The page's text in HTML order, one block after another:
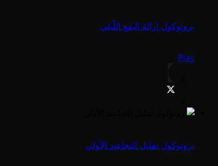
بروتوكول إزالة البقع اللّيلي
Play
بروتوكول تقليل التجاعيد الأولى